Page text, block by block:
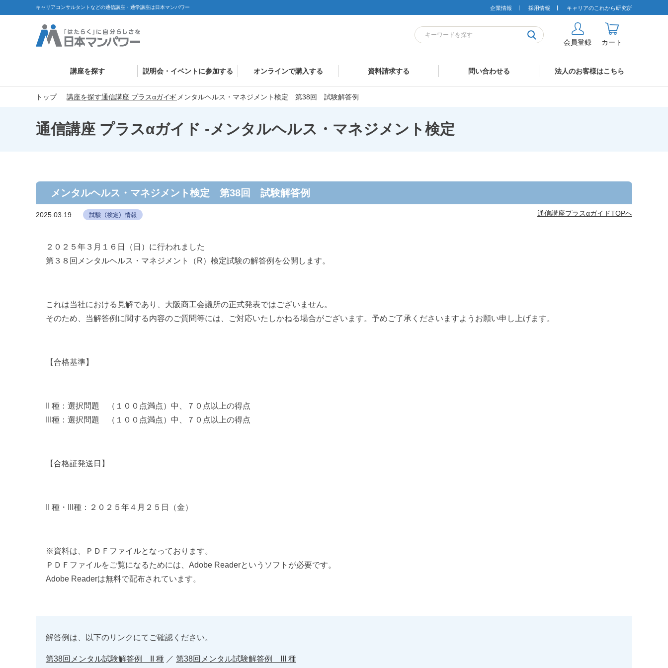
キャリアコンサルタントなどの通信講座・通学講座は日本マンパワー 企業情報 採用情報 キャリアのこれから研究所
会員登録 カート
講座を探す 説明会・イベントに参加する オンラインで購入する 資料請求する 問い合わせる 法人のお客様はこちら
トップ 講座を探す通信講座 プラスαガイド メンタルヘルス・マネジメント検定 第38回 試験解答例
通信講座 プラスαガイド -メンタルヘルス・マネジメント検定
メンタルヘルス・マネジメント検定 第38回 試験解答例
2025.03.19 通信講座プラスαガイドTOPへ
２０２５年３月１６日（日）に行われました
第３８回メンタルヘルス・マネジメント（R）検定試験の解答例を公開します。
これは当社における見解であり、大阪商工会議所の正式発表ではございません。
そのため、当解答例に関する内容のご質問等には、ご対応いたしかねる場合がございます。予めご了承くださいますようお願い申し上げます。
【合格基準】
II 種：選択問題 （１００点満点）中、７０点以上の得点
III種：選択問題 （１００点満点）中、７０点以上の得点
【合格証発送日】
II 種・III種：２０２５年４月２５日（金）
※資料は、ＰＤＦファイルとなっております。
ＰＤＦファイルをご覧になるためには、Adobe Readerというソフトが必要です。
Adobe Readerは無料で配布されています。
解答例は、以下のリンクにてご確認ください。
第38回メンタル試験解答例 II 種 ／ 第38回メンタル試験解答例 III 種